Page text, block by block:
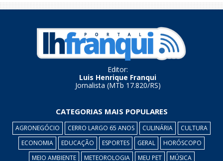
Editor:
Luis Henrique Franqui
Jornalista (MTb 17.820/RS)
CATEGORIAS MAIS POPULARES
AGRONEGÓCIO CERRO LARGO 65 ANOS CULINÁRIA
CULTURA
ECONOMIA
EDUCAÇÃO ESPORTES GERAL
HORÓSCOPO
MEIO AMBIENTE
METEOROLOGIA MEU PET MÚSICA